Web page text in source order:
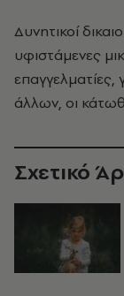
Δυνητικοί
υφιστάμενες
επαγγελματίες,
άλλων, οι
Σχετικό